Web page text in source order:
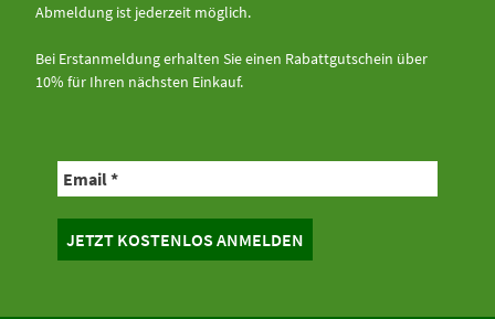
Abmeldung ist jederzeit möglich.
Bei Erstanmeldung erhalten Sie einen Rabattgutschein über
10% für Ihren nächsten Einkauf.